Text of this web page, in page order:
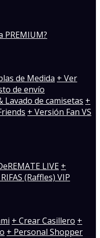
PREMIUM?
de Medida + Ver
de envío
Lavado de camisetas +
+ Versión Fan VS
LIVE +
(Raffles) VIP
+ Crear Casillero +
+ Personal Shopper